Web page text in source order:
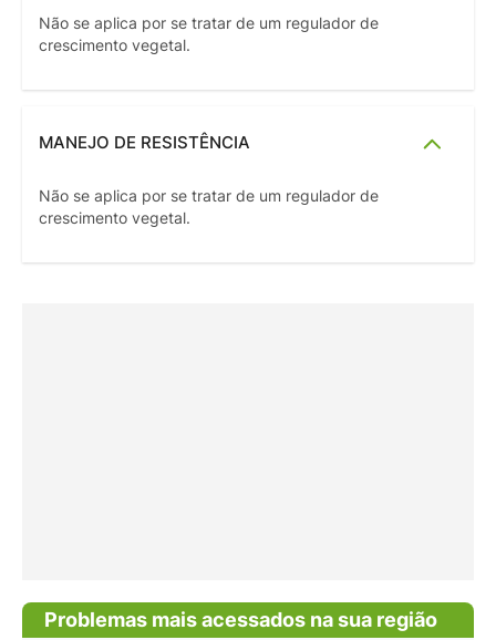
Não se aplica por se tratar de um regulador de
crescimento vegetal.
MANEJO DE RESISTÊNCIA
Não se aplica por se tratar de um regulador de
crescimento vegetal.
Problemas mais acessados na sua região